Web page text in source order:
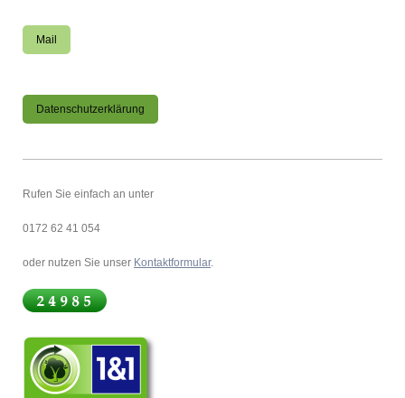
Mail
Datenschutzerklärung
Rufen Sie einfach an unter
0172 62 41 054
oder nutzen Sie unser Kontaktformular.